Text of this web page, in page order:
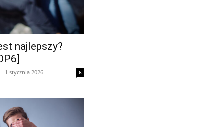
najlepszy?
- 1 stycznia 2026 6